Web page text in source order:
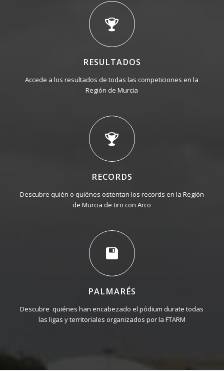
RESULTADOS
Accede a los resultados de todas las competiciones en la
Región de Murcia
RECORDS
Descubre quién o quiénes ostentan los records en la Región
de Murcia de tiro con Arco
PALMARÉS
Descubre quiénes han encabezado el pódium durate todas
las ligas y territoriales organizados por la FTARM